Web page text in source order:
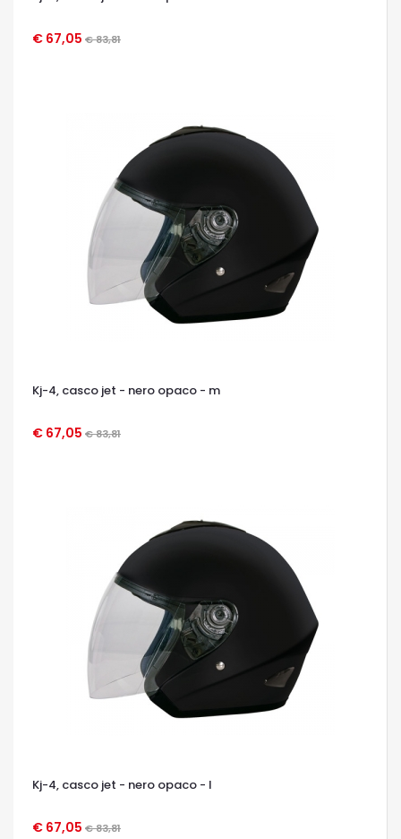
€ 67,05 € 83,81
OCCHIATA VELOCE
Kj-4, casco jet - nero opaco - m
€ 67,05 € 83,81
OCCHIATA VELOCE
Kj-4, casco jet - nero opaco - l
€ 67,05 € 83,81
OCCHIATA VELOCE